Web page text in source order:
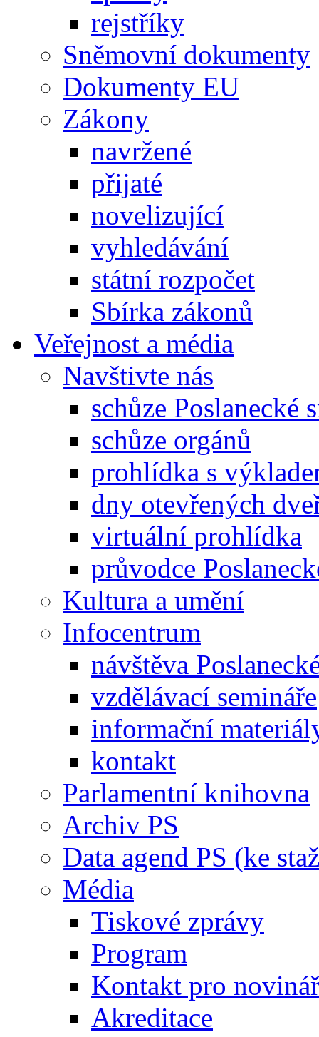
rejstříky
Sněmovní dokumenty
Dokumenty EU
Zákony
navržené
přijaté
novelizující
vyhledávání
státní rozpočet
Sbírka zákonů
Veřejnost a média
Navštivte nás
schůze Poslanecké
schůze orgánů
prohlídka s
dny otevřených
virtuální prohlídka
průvodce
Kultura a umění
Infocentrum
návštěva
vzdělávací semináře
informační
kontakt
Parlamentní knihovna
Archiv PS
Data agend PS (ke
Média
Tiskové zprávy
Program
Kontakt pro
Akreditace